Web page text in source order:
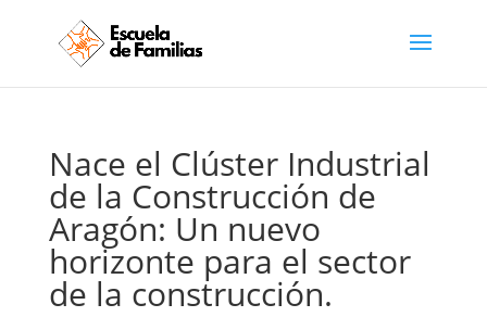
Nace el Clúster Industrial
de la Construcción de
Aragón: Un nuevo
horizonte para el sector
de la construcción.